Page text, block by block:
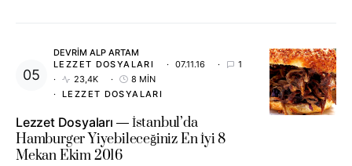
DEVRIM ALP ARTAM
LEZZET DOSYALARI
07.11.16
1
23,4K
8 MIN
LEZZET DOSYALARI
Lezzet Dosyaları
İstanbul’da
Hamburger Yiyebileceğiniz En İyi 8
Mekan Ekim 2016